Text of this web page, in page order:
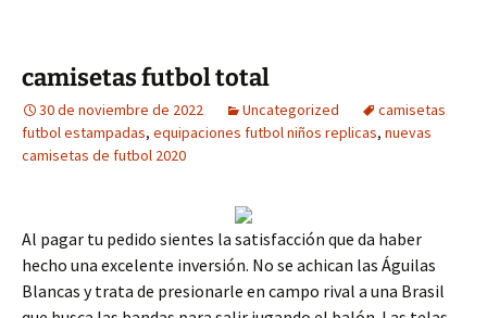
camisetas futbol total
30 de noviembre de 2022 Uncategorized
camisetas
futbol estampadas, equipaciones futbol niños replicas, nuevas
camisetas de futbol 2020
Al pagar tu pedido sientes la satisfacción que da haber
hecho una excelente inversión. No se achican las Águilas
Blancas y trata de presionarle en campo rival a una Brasil